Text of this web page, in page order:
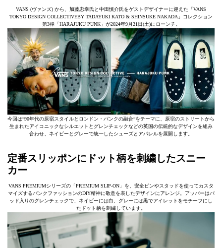
VANS (ヴァンズ) から、加藤忠幸氏と中田慎介氏をゲストデザイナーに迎えた「VANS
TOKYO DESIGN COLLECTIVEBY TADAYUKI KATO & SHINSUKE NAKADA」コレクション
第3弾「HARAJUKU PUNK」が2024年9月21日(土)にローンチ。
今回は“90年代の原宿スタイルとロンドン・パンクの融合”をテーマに、原宿のストリートから
生まれたアイコニックなシルエットとグレンチェックなどの英国の伝統的なデザインを組み
合わせ、ネイビーとグレーで統一したシューズとアパレルを展開します。
定番スリッポンにドット柄を刺繍したスニー
カー
VANS PREMIUMシリーズの「PREMIUM SLIP-ON」を、安全ピンやスタッドを使ってカスタ
マイズするパンクファッションのDIY精神に敬意を表したデザインにアレンジ。アッパーはパ
ッド入りのグレンチェックで、ネイビーには白、グレーには黒でアイレットをモチーフにし
たドット柄を刺繍しています。